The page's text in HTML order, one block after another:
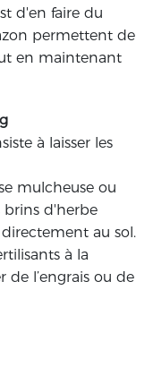
d'en faire du
permettent de
en maintenant
à laisser les
mulcheuse ou
brins d'herbe
au sol.
à la
de l’engrais ou de